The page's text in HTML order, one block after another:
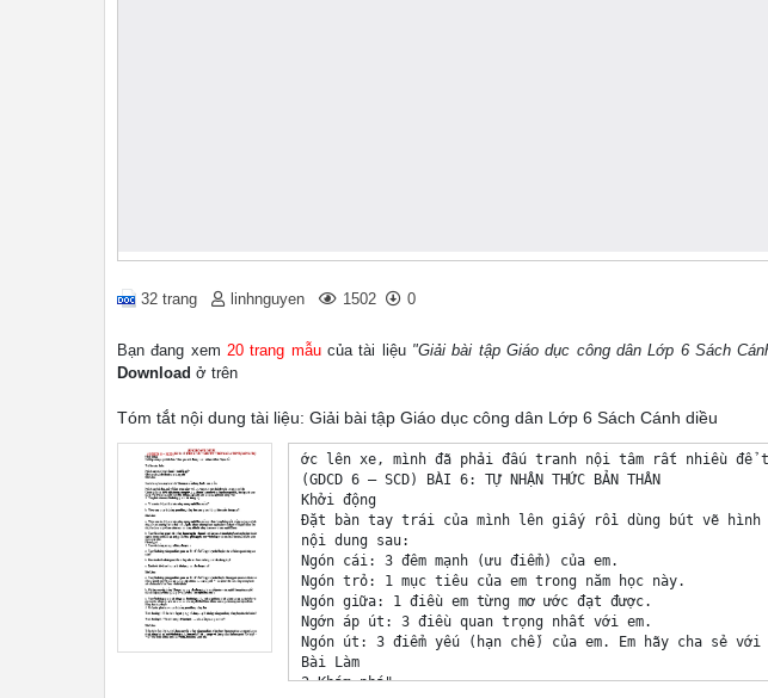
32 trang linhnguyen 1502 0
Bạn đang xem20 trang mẫucủa tài liệu "Giải bài tập Giáo dục công dân Lớp 6 Sách
Download ở trên
Tóm tắt nội dung tài liệu: Giải bài tập Giáo dục công dân Lớp 6 Sách Cánh diều
ớc lên xe, mình đã phải đấu tranh nội tâm rất nhiều để tìm được chỗ ngồi ưng ý. Còn một chỗ ở cuối xe, nhưng mình còn bị say xe nữa, nên không thể liều ngồi cuối, nếu mà say xe thật thì buổi đi chơi này coi như đứt. Một chỗ trống khác lại rơi đúng vào cạnh bạn thân tôi. Hành trình của chúng tôi sẽ dừng chân tại ba địa điểm. Xe bon bon trên đường lăn bánh, trong lúc ngồi trên xe, cô bạn lớp trưởng xinh xắn mà chúng tôi thường gọi là “vịt” đã cất